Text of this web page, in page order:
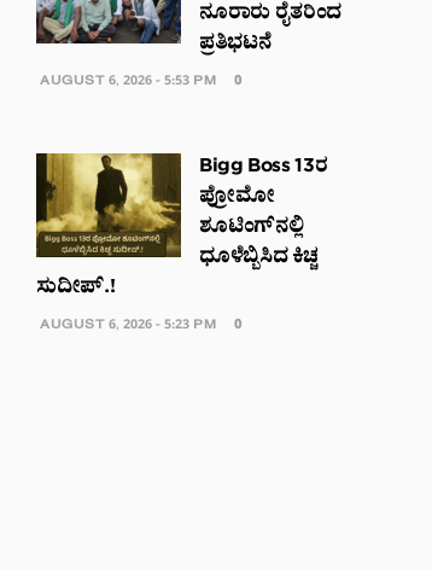
ನೂರಾರು ರೈತರಿಂದ
ಪ್ರತಿಭಟನೆ
AUGUST 6, 2026 - 5:53 PM 0
Bigg Boss 13ರ
ಪ್ರೋಮೋ
ಶೂಟಿಂಗ್‌ನಲ್ಲಿ
ಧೂಳೆಬ್ಬಿಸಿದ ಕಿಚ್ಚ
ಸುದೀಪ್.!
AUGUST 6, 2026 - 5:23 PM 0